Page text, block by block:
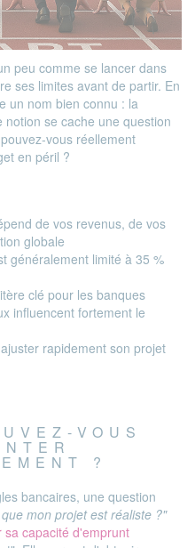
peu comme se lancer dans
ses limites avant de partir. En
un nom bien connu : la
se cache une question
vous réellement
en péril ?
de vos revenus, de vos
globale
généralement limité à 35 %
clé pour les banques
influencent fortement le
rapidement son projet
VOUS
?
bancaires, une question
mon projet est réaliste ?"
sa capacité d'emprunt